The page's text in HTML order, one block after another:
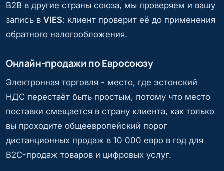
B2B в другие страны союза, мы проверяем и вашу
запись в VIES: клиент проверит её до применения
обратного налогообложения.
Онлайн-продажи по Евросоюзу
Электронная торговля - место, где эстонский
НДС перестаёт быть простым, потому что место
поставки смещается в страну клиента, как только
вы проходите общеевропейский порог
дистанционных продаж в 10 000 евро в год для
B2C-продаж товаров и цифровых услуг.